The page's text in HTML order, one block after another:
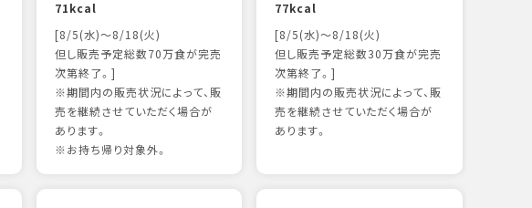
71kcal
[8/5(水)～8/18(火)
但し販売予定総数70万食が完売
次第終了。]
※期間内の販売状況によって、販
売を継続させていただく場合が
あります。
※お持ち帰り対象外。
77kcal
[8/5(水)～8/18(火)
但し販売予定総数30万食が完売
次第終了。]
※期間内の販売状況によって、販
売を継続させていただく場合が
あります。